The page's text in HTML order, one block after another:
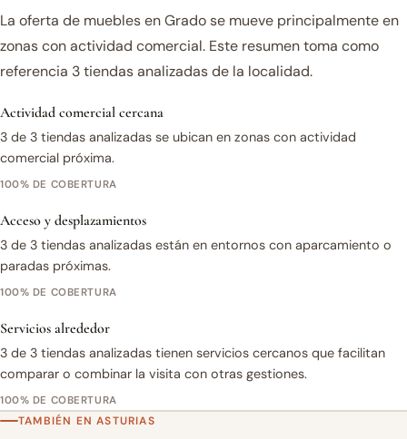
La oferta de muebles en Grado se mueve principalmente en
zonas con actividad comercial. Este resumen toma como
referencia 3 tiendas analizadas de la localidad.
Actividad comercial cercana
3 de 3 tiendas analizadas se ubican en zonas con actividad
comercial próxima.
100% DE COBERTURA
Acceso y desplazamientos
3 de 3 tiendas analizadas están en entornos con aparcamiento o
paradas próximas.
100% DE COBERTURA
Servicios alrededor
3 de 3 tiendas analizadas tienen servicios cercanos que facilitan
comparar o combinar la visita con otras gestiones.
100% DE COBERTURA
TAMBIÉN EN ASTURIAS